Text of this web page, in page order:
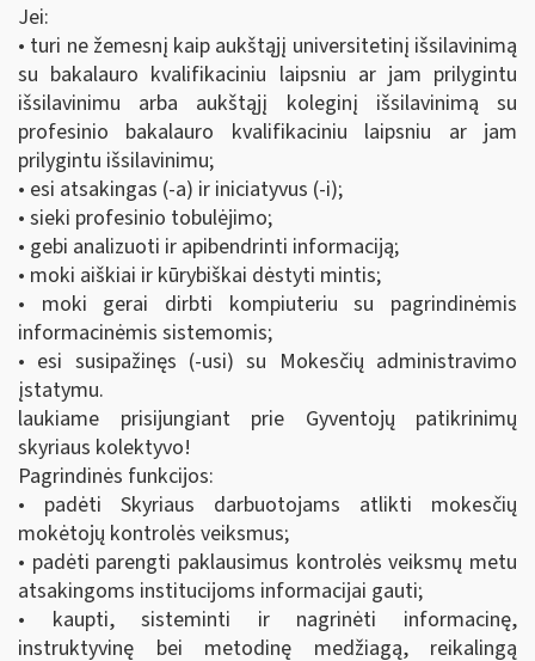
Jei:
• turi ne žemesnį kaip aukštąjį universitetinį išsilavinimą
su bakalauro kvalifikaciniu laipsniu ar jam prilygintu
išsilavinimu arba aukštąjį koleginį išsilavinimą su
profesinio bakalauro kvalifikaciniu laipsniu ar jam
prilygintu išsilavinimu;
• esi atsakingas (-a) ir iniciatyvus (-i);
• sieki profesinio tobulėjimo;
• gebi analizuoti ir apibendrinti informaciją;
• moki aiškiai ir kūrybiškai dėstyti mintis;
• moki gerai dirbti kompiuteriu su pagrindinėmis
informacinėmis sistemomis;
• esi susipažinęs (-usi) su Mokesčių administravimo
įstatymu.
laukiame prisijungiant prie Gyventojų patikrinimų
skyriaus kolektyvo!
Pagrindinės funkcijos:
• padėti Skyriaus darbuotojams atlikti mokesčių
mokėtojų kontrolės veiksmus;
• padėti parengti paklausimus kontrolės veiksmų metu
atsakingoms institucijoms informacijai gauti;
• kaupti, sisteminti ir nagrinėti informacinę,
instruktyvinę bei metodinę medžiagą, reikalingą